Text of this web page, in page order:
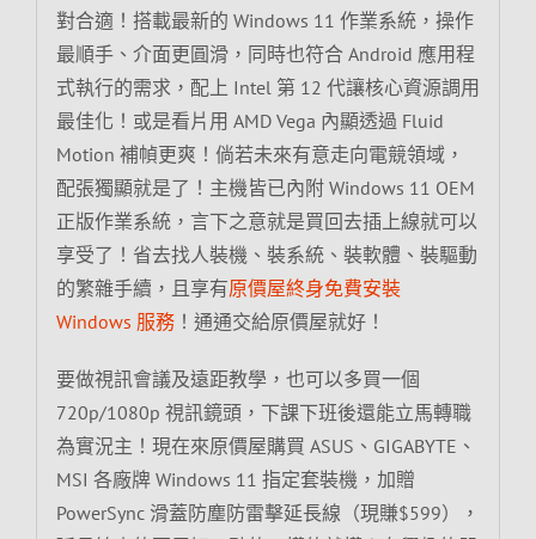
對合適！搭載最新的 Windows 11 作業系統，操作
最順手、介面更圓滑，同時也符合 Android 應用程
式執行的需求，配上 Intel 第 12 代讓核心資源調用
最佳化！或是看片用 AMD Vega 內顯透過 Fluid
Motion 補幀更爽！倘若未來有意走向電競領域，
配張獨顯就是了！主機皆已內附 Windows 11 OEM
正版作業系統，言下之意就是買回去插上線就可以
享受了！省去找人裝機、裝系統、裝軟體、裝驅動
的繁雜手續，且享有原價屋終身免費安裝
Windows 服務！通通交給原價屋就好！
要做視訊會議及遠距教學，也可以多買一個
720p/1080p 視訊鏡頭，下課下班後還能立馬轉職
為實況主！現在來原價屋購買 ASUS、GIGABYTE、
MSI 各廠牌 Windows 11 指定套裝機，加贈
PowerSync 滑蓋防塵防雷擊延長線（現賺$599），